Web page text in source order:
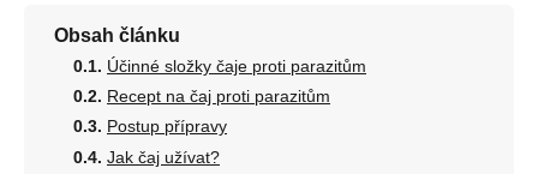
Obsah článku
Účinné složky čaje proti parazitům
Recept na čaj proti parazitům
Postup přípravy
Jak čaj užívat?